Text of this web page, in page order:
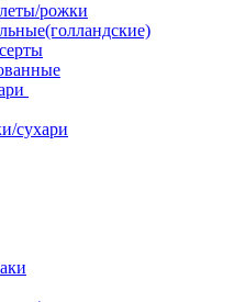
рожки
сухари